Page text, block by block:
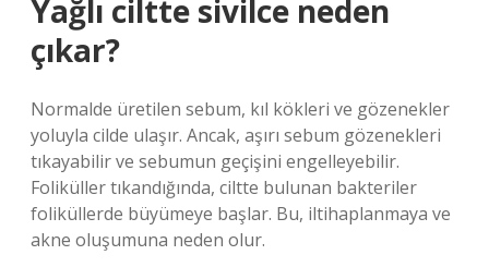
Yağlı ciltte sivilce neden
çıkar?
Normalde üretilen sebum, kıl kökleri ve gözenekler
yoluyla cilde ulaşır. Ancak, aşırı sebum gözenekleri
tıkayabilir ve sebumun geçişini engelleyebilir.
Foliküller tıkandığında, ciltte bulunan bakteriler
foliküllerde büyümeye başlar. Bu, iltihaplanmaya ve
akne oluşumuna neden olur.